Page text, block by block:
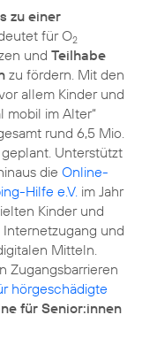
zu einer
für O2
und Teilhabe
zu fördern. Mit den
allem Kinder und
mobil im Alter“
rund 6,5 Mio.
Unterstützt
die Online-
Hilfe e.V. im Jahr
Kinder und
und
Mitteln.
Zugangsbarrieren
hörgeschädigte
für Senior:innen